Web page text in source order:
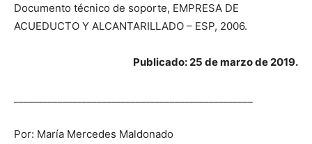
Documento técnico de soporte, EMPRESA DE
ACUEDUCTO Y ALCANTARILLADO – ESP, 2006.
Publicado: 25 de marzo de 2019.
Por: María Mercedes Maldonado